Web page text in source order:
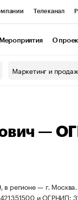
Телеканал
Мероприятия О
Маркетинг и
—
регионе — г.
и ОГРНИП: